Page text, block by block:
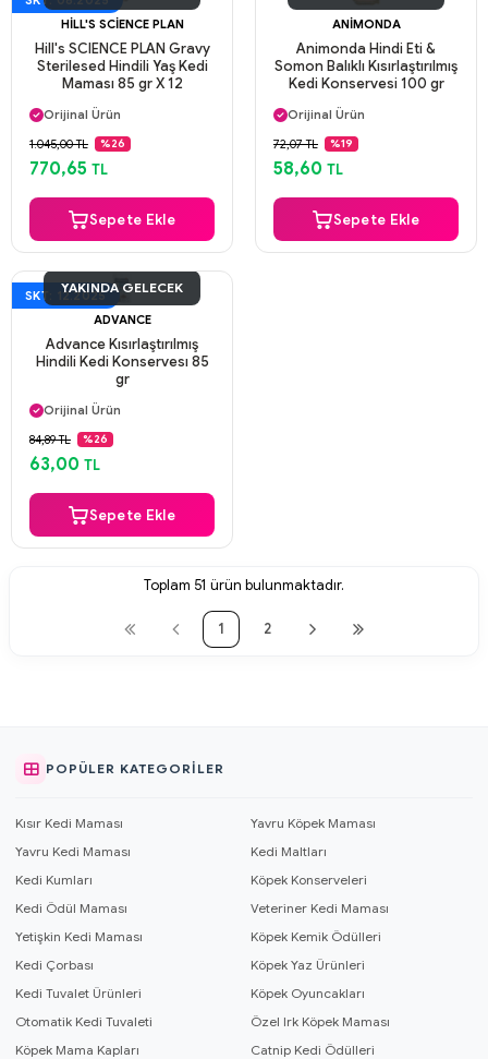
HILL'S SCIENCE PLAN
Hill's SCIENCE PLAN Gravy
Sterilesed Hindili Yaş Kedi
Maması 85 gr X 12
Aynı Gün Kargo
Orijinal Ürün
Güvenli Ödeme
Aynı Gün Kargo
1.045,00 TL %26
770,65 TL
Sepete Ekle
ANIMONDA
Animonda Hindi Eti &
Somon Balıklı Kısırlaştırılmış
Kedi Konservesi 100 gr
Aynı Gün Kargo
Orijinal Ürün
Güvenli Ödeme
Aynı Gün Kargo
72,07 TL %19
58,60 TL
Sepete Ekle
SKT: 12.2025
YAKINDA GELECEK
ADVANCE
Advance Kısırlaştırılmış
Hindili Kedi Konservesı 85
gr
Aynı Gün Kargo
Orijinal Ürün
Güvenli Ödeme
Aynı Gün Kargo
84,89 TL %26
63,00 TL
Sepete Ekle
Toplam 51 ürün bulunmaktadır.
1 2
POPÜLER KATEGORILER
Kısır Kedi Maması
Yavru Köpek Maması
Yavru Kedi Maması
Kedi Maltları
Kedi Kumları
Köpek Konserveleri
Kedi Ödül Maması
Veteriner Kedi Maması
Yetişkin Kedi Maması
Köpek Kemik Ödülleri
Kedi Çorbası
Köpek Yaz Ürünleri
Kedi Tuvalet Ürünleri
Köpek Oyuncakları
Otomatik Kedi Tuvaleti
Özel Irk Köpek Maması
Köpek Mama Kapları
Catnip Kedi Ödülleri